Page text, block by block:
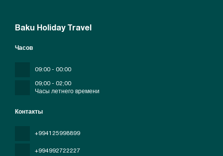
Baku Holiday Travel
Контакты
+994125998899
+994992722227
Часов
09:00 - 00:00
09;00 - 02;00
Часы летнего времени